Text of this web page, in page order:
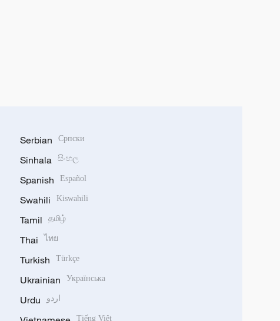
Serbian Српски
Sinhala සිංහල
Spanish Español
Swahili Kiswahili
Tamil தமிழ்
Thai ไทย
Turkish Türkçe
Ukrainian Українська
Urdu اردو
Tiếng Việt